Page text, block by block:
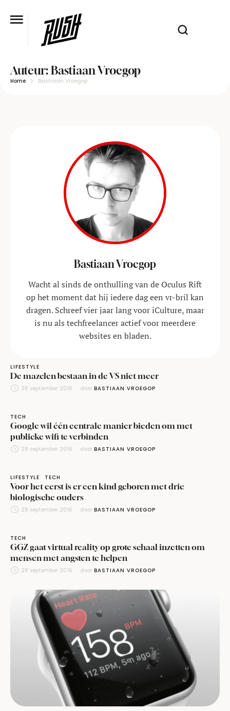
Auteur:Bastiaan Vroegop
Home Bastiaan Vroegop
Bastiaan Vroegop
Wacht al sinds de onthulling van de Oculus Rift
op het moment dat hij iedere dag een vr-bril kan
dragen. Schreef vier jaar lang voor iCulture, maar
is nu als techfreelancer actief voor meerdere
websites en bladen.
LIFESTYLE
De mazelen bestaan in de VS niet meer
28 september 2016 door BASTIAAN VROEGOP
TECH
Google wil één centrale manier bieden om met
publieke wifi te verbinden
28 september 2016 door BASTIAAN VROEGOP
LIFESTYLE TECH
Voor het eerst is er een kind geboren met drie
biologische ouders
28 september 2016 door BASTIAAN VROEGOP
TECH
GGZ gaat virtual reality op grote schaal inzetten om
mensen met angsten te helpen
28 september 2016 door BASTIAAN VROEGOP